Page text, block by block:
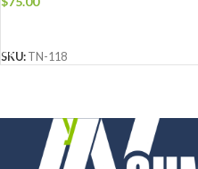
SKU: TN-118